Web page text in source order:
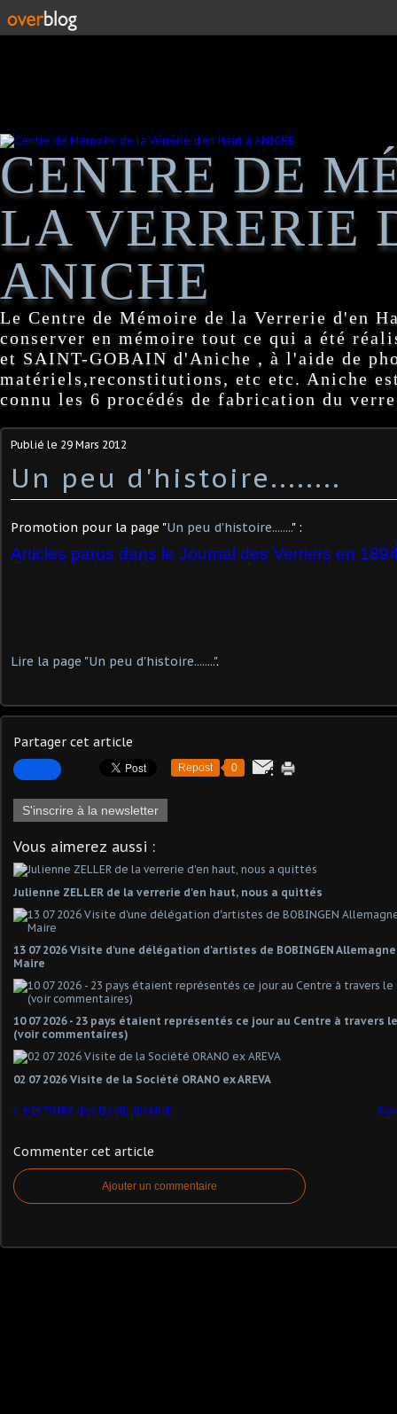
CENTRE DE
LA VERRERIE
ANICHE
Le Centre de Mémoire de la Verrerie d'en
conserver en mémoire tout ce qui a été
et SAINT-GOBAIN d'Aniche , à l'aide de
matériels,reconstitutions, etc etc. Aniche
connu les 6 procédés de fabrication du
Publié le 29 Mars 2012
Un peu d'histoire........
Promotion pour la page "Un peu d'histoire........" :
Articles parus dans le Journal des Verriers en
Lire la page "Un peu d'histoire........".
Partager cet article
Repost 0
S'inscrire à la newsletter
Vous aimerez aussi :
Julienne ZELLER de la verrerie d'en haut, nous a quittés
13 07 2026 Visite d'une délégation d'artistes de BOBINGEN
Maire
10 07 2026 - 23 pays étaient représentés ce jour au Centre à travers le
(voir commentaires)
02 07 2026 Visite de la Société ORANO ex AREVA
HISTOIRE des DAME-JEANNE
Commenter cet article
Ajouter un commentaire